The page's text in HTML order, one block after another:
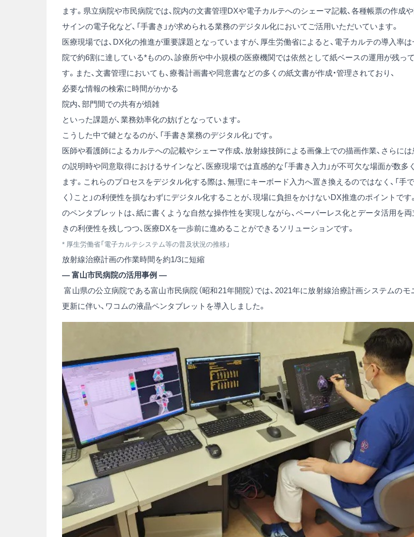
ます。県立病院や市民病院では、院内の文書管理DXや電子カルテへのシェーマ記載、各種帳票の作成
サインの電子化など、「手書き」が求められる業務のデジタル化においてご活用いただいています。
医療現場では、DX化の推進が重要課題となっていますが、厚生労働省によると、電子カルテの導入率は
院で約6割に達している*ものの、診療所や中小規模の医療機関では依然として紙ベースの運用が残っ
す。また、文書管理においても、療養計画書や同意書などの多くの紙文書が作成・管理されており、
必要な情報の検索に時間がかかる
院内、部門間での共有が煩雑
といった課題が、業務効率化の妨げとなっています。
こうした中で鍵となるのが、「手書き業務のデジタル化」です。
医師や看護師によるカルテへの記載やシェーマ作成、放射線技師による画像上での描画作業、さらに
の説明時や同意取得におけるサインなど、医療現場では直感的な「手書き入力」が不可欠な場面が数多
ます。これらのプロセスをデジタル化する際は、無理にキーボード入力へ置き換えるのではなく、「手で
く）こと」の利便性を損なわずにデジタル化することが、現場に負担をかけないDX推進のポイントです
のペンタブレットは、紙に書くような自然な操作性を実現しながら、ペーパーレス化とデータ活用を両
きの利便性を残しつつ、医療DXを一歩前に進めることができるソリューションです。
* 厚生労働省「 電子カルテシステム等の普及状況の推移 」
放射線治療計画の作業時間を約1/3に短縮
― 富山市民病院の活用事例 ―
富山県の公立病院である富山市民病院（昭和21年開院）では、2021年に放射線治療計画システムのモ
更新に伴い、ワコムの液晶ペンタブレットを導入しました。